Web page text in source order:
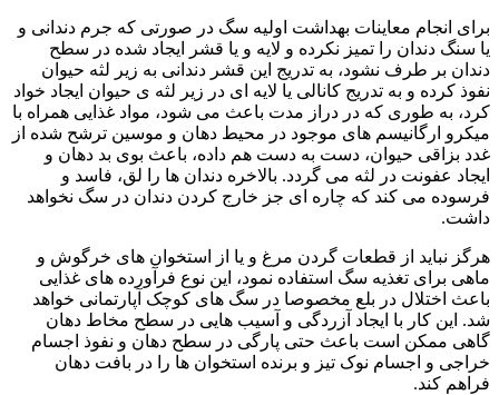
برای انجام معاینات بهداشت اولیه سگ در صورتی که جرم دندانی و
یا سنگ دندان را تمیز نکرده و لایه و یا قشر ایجاد شده در سطح
دندان بر طرف نشود، به تدریج این قشر دندانی به زیر لثه حیوان
نفوذ کرده و به تدریج کانالی یا لایه ای در زیر لثه ی حیوان ایجاد خواد
کرد، به طوری که در دراز مدت باعث می شود، مواد غذایی همراه با
میکرو ارگانیسم های موجود در محیط دهان و موسین ترشح شده از
غدد بزاقی حیوان، دست به دست هم داده، باعث بوی بد دهان و
ایجاد عفونت در لثه می گردد. بالاخره دندان ها را لق، فاسد و
فرسوده می کند که چاره ای جز خارج کردن دندان در سگ نخواهد
داشت.
هرگز نباید از قطعات گردن مرغ و یا از استخوان های خرگوش و
ماهی برای تغذیه سگ استفاده نمود، این نوع فرآورده های غذایی
باعث اختلال در بلع مخصوصا در سگ های کوچک آپارتمانی خواهد
شد. این کار با ایجاد آزردگی و آسیب هایی در سطح مخاط دهان
گاهی ممکن است باعث حتی پارگی در سطح دهان و نفوذ اجسام
خراجی و اجسام نوک تیز و برنده استخوان ها را در بافت دهان
فراهم کند.